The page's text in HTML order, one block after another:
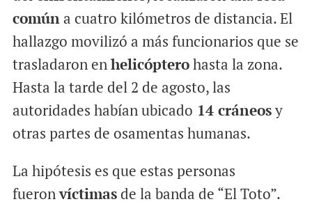
comúna cuatro kilómetros de distancia. El
hallazgo movilizó a más funcionarios que se
trasladaron enhelicópterohasta la zona.
Hasta la tarde del 2 de agosto, las
autoridades habían ubicado 14 cráneosy
otras partes de osamentas humanas.
La hipótesis es que estas personas
fueronvíctimasde la banda de “El Toto”.